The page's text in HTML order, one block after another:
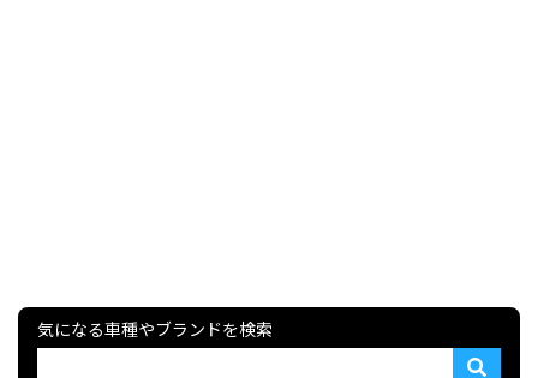
気になる車種やブランドを検索